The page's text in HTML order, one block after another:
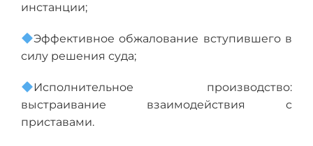
инстанции;
Эффективное обжалование вступившего в
силу решения суда;
Исполнительное производство:
выстраивание взаимодействия с
приставами.